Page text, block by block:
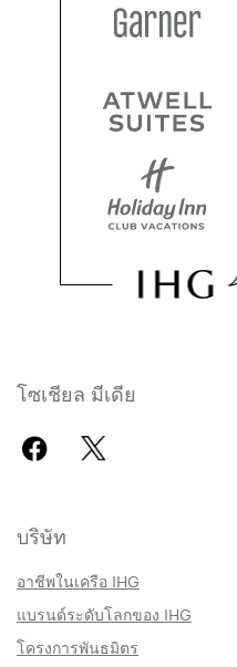
โซเชียล มีเดีย
บริษัท
อาชีพในเครือ IHG
แบรนด์ระดับโลกของ IHG
โครงการพันธมิตร